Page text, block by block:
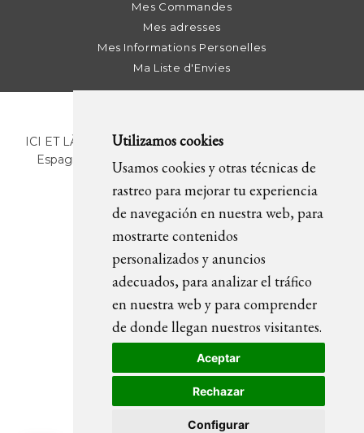
Utilizamos cookies
Usamos cookies y otras técnicas de
rastreo para mejorar tu experiencia
de navegación en nuestra web, para
mostrarte contenidos
personalizados y anuncios
adecuados, para analizar el tráfico
en nuestra web y para comprender
de donde llegan nuestros visitantes.
Aceptar
Rechazar
Configurar
Mes Commandes
Mes adresses
Mes Informations Personelles
Ma Liste d'Envies
ICI ET LÀ | C/ Sant Pere Més Alt, 43 | 08003 Barcelona.
Espagne | T. +34 93 268 78 43 | +34 630 82 09 89 |